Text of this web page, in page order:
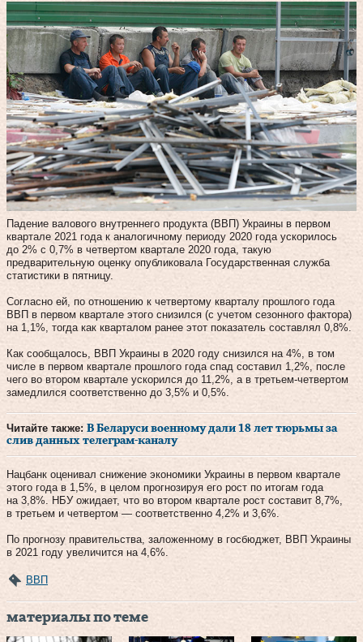
Падение валового внутреннего продукта (ВВП) Украины в первом
квартале 2021 года к аналогичному периоду 2020 года ускорилось
до 2% с 0,7% в четвертом квартале 2020 года, такую
предварительную оценку опубликовала Государственная служба
статистики в пятницу.
Согласно ей, по отношению к четвертому кварталу прошлого года
ВВП в первом квартале этого снизился (с учетом сезонного фактора)
на 1,1%, тогда как кварталом ранее этот показатель составлял 0,8%.
Как сообщалось, ВВП Украины в 2020 году снизился на 4%, в том
числе в первом квартале прошлого года спад составил 1,2%, после
чего во втором квартале ускорился до 11,2%, а в третьем-четвертом
замедлился соответственно до 3,5% и 0,5%.
Читайте также: В Беларуси военному дали 18 лет тюрьмы за
слив данных телеграм-каналу
Нацбанк оценивал снижение экономики Украины в первом квартале
этого года в 1,5%, в целом прогнозируя его рост по итогам года
на 3,8%. НБУ ожидает, что во втором квартале рост составит 8,7%,
в третьем и четвертом — соответственно 4,2% и 3,6%.
По прогнозу правительства, заложенному в госбюджет, ВВП Украины
в 2021 году увеличится на 4,6%.
ВВП
материалы по теме